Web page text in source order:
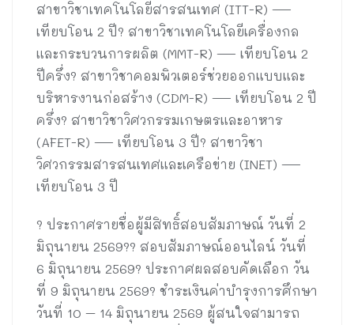
สาขาวิชาเทคโนโลยีสารสนเทศ (ITT-R) —
เทียบโอน 2 ปี? สาขาวิชาเทคโนโลยีเครื่องกล
และกระบวนการผลิต (MMT-R) — เทียบโอน 2
ปีครึ่ง? สาขาวิชาคอมพิวเตอร์ช่วยออกแบบและ
บริหารงานก่อสร้าง (CDM-R) — เทียบโอน 2 ปี
ครึ่ง? สาขาวิชาวิศวกรรมเกษตรและอาหาร
(AFET-R) — เทียบโอน 3 ปี? สาขาวิชา
วิศวกรรมสารสนเทศและเครือข่าย (INET) —
เทียบโอน 3 ปี
? ประกาศรายชื่อผู้มีสิทธิ์สอบสัมภาษณ์ วันที่ 2
มิถุนายน 2569?? สอบสัมภาษณ์ออนไลน์ วันที่
6 มิถุนายน 2569? ประกาศผลสอบคัดเลือก วัน
ที่ 9 มิถุนายน 2569? ชำระเงินค่าบำรุงการศึกษา
วันที่ 10 – 14 มิถุนายน 2569 ผู้สนใจสามารถ